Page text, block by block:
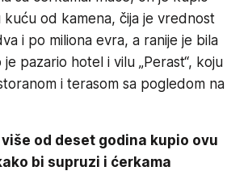
od kamena, čija je vrednost
i po miliona evra, a ranije je bila
pazario hotel i vilu „Perast“, koju
i terasom sa pogledom na
od deset godina kupio ovu
bi supruzi i ćerkama